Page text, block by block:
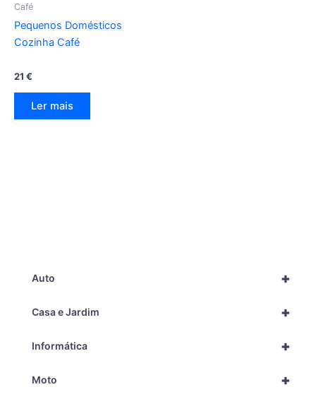
+
Auto
+
Casa e Jardim
+
Informática
+
Moto
Café
Pequenos Domésticos
Cozinha Café
21 €
Ler mais